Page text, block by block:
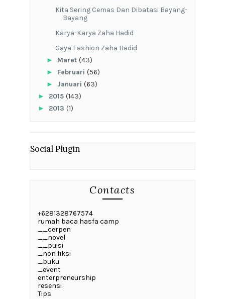
Kita Sering Cemas Dan Dibatasi Bayang-
Bayang
Karya-Karya Zaha Hadid
Gaya Fashion Zaha Hadid
► Maret (43)
► Februari (56)
► Januari (63)
► 2015 (143)
► 2013 (1)
Social Plugin
Contacts
+6281328767574
rumah baca hasfa camp
__cerpen
__novel
__puisi
_non fiksi
_buku
_event
enterpreneurship
resensi
Tips